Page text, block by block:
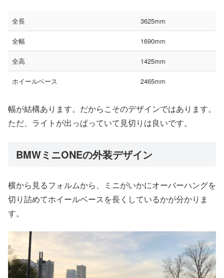
全長 3625mm
全幅 1690mm
全高 1425mm
ホイールベース 2465mm
幅が結構あります。だからこそのデザインではあります。
ただ、ライトが出っぱっていて見切りは良いです。
BMWミニONEの外装デザイン
横から見るフォルムから、ミニがいかにオーバーハングを
切り詰めてホイールベースを長くしているかが分かりま
す。